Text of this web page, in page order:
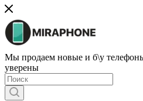
Мы продаем новые и б\у
уверены